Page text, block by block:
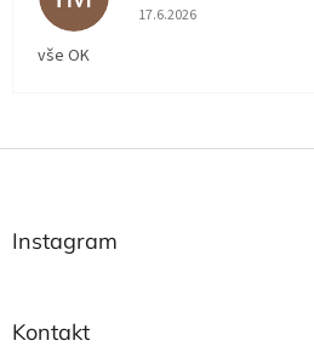
Hodnocení obchodu je 5
17.6.2026
vše OK
Z
Instagram
Kontakt